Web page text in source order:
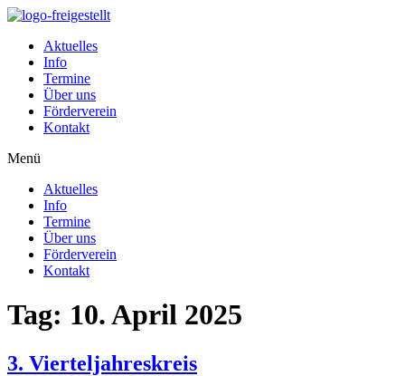
Zum
wechselnAktuelles
Info
Termine
Über uns
Förderverein
Kontakt
Menü
Aktuelles
Info
Termine
Über uns
Förderverein
Kontakt
Tag: 10. April 2025
3. Vierteljahreskreis